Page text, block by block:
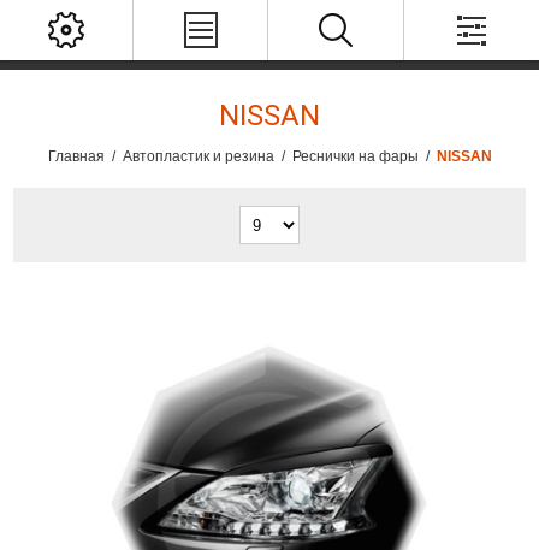
NISSAN
Главная / Автопластик и резина / Реснички на фары / NISSAN